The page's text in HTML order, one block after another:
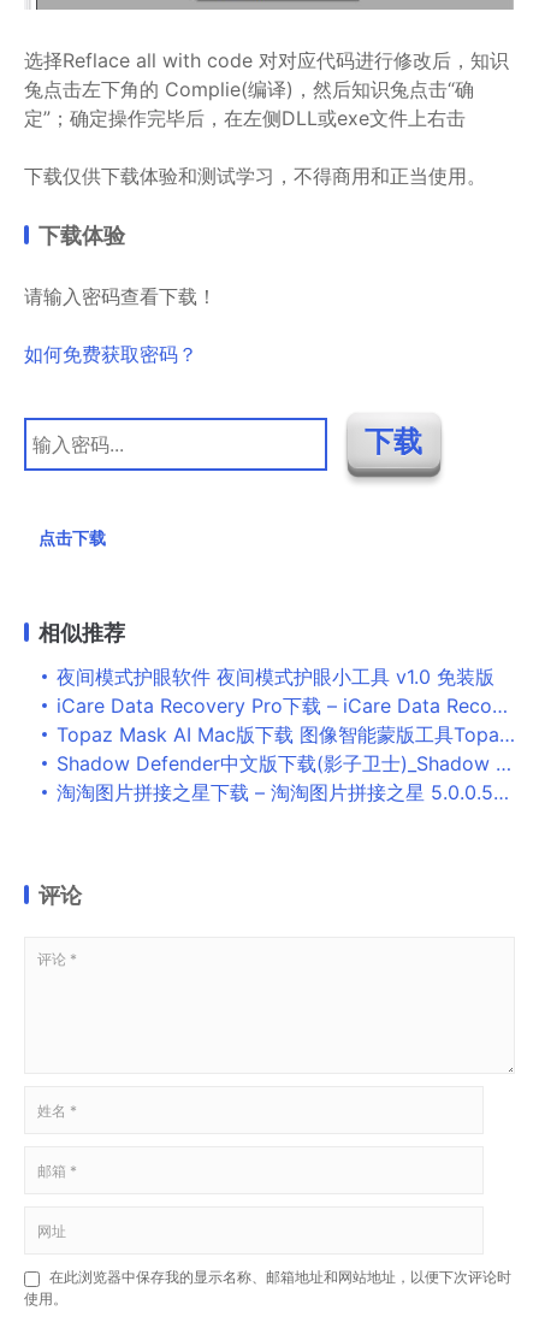
选择Reflace all with code 对对应代码进行修改后，知识
兔点击左下角的 Complie(编译)，然后知识兔点击“确
定”；确定操作完毕后，在左侧DLL或exe文件上右击
下载仅供下载体验和测试学习，不得商用和正当使用。
下载体验
请输入密码查看下载！
如何免费获取密码？
点击下载
相似推荐
夜间模式护眼软件 夜间模式护眼小工具 v1.0 免装版
iCare Data Recovery Pro下载 – iCare Data Recovery Pro 8.3.0 破解版
Topaz Mask AI Mac版下载 图像智能蒙版工具Topaz Mask AI for Mac V1.0.2 苹果电脑激活版
Shadow Defender中文版下载(影子卫士)_Shadow Defender免费版下载
淘淘图片拼接之星下载 – 淘淘图片拼接之星 5.0.0.512 官方版
评论
在此浏览器中保存我的显示名称、邮箱地址和网站地址，以便下次评论时
使用。